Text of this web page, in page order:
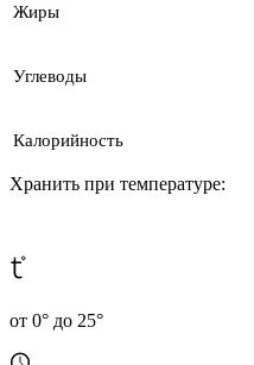
Жиры
Углеводы
Калорийность
Хранить при температуре:
от 0° до 25°